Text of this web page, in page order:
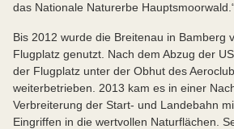
das Nationale Naturerbe Hauptsmoorwald.“
Bis 2012 wurde die Breitenau in Bamberg
Flugplatz genutzt. Nach dem Abzug der
der Flugplatz unter der Obhut des
weiterbetrieben. 2013 kam es in einer
Verbreiterung der Start- und Landebahn
Eingriffen in die wertvollen Naturflächen.